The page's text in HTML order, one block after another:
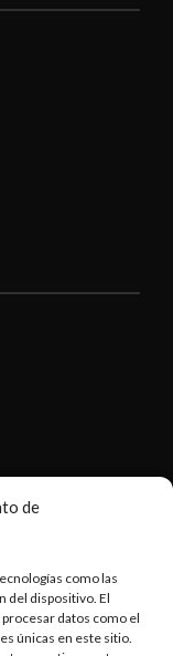
de
como las
del dispositivo. El
datos como el
únicas en este sitio.